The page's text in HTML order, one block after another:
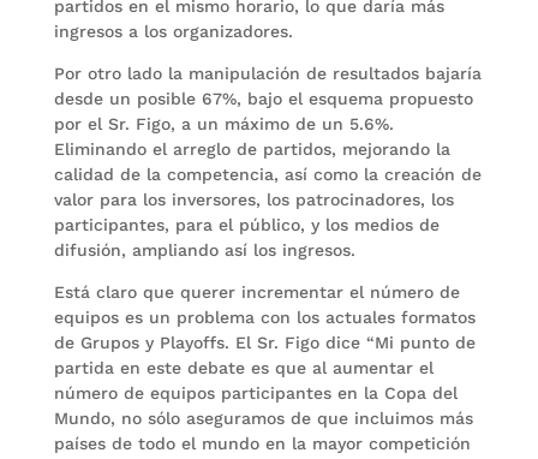
partidos en el mismo horario, lo que daría más
ingresos a los organizadores.
Por otro lado la manipulación de resultados bajaría
desde un posible 67%, bajo el esquema propuesto
por el Sr. Figo, a un máximo de un 5.6%.
Eliminando el arreglo de partidos, mejorando la
calidad de la competencia, así como la creación de
valor para los inversores, los patrocinadores, los
participantes, para el público, y los medios de
difusión, ampliando así los ingresos.
Está claro que querer incrementar el número de
equipos es un problema con los actuales formatos
de Grupos y Playoffs. El Sr. Figo dice “Mi punto de
partida en este debate es que al aumentar el
número de equipos participantes en la Copa del
Mundo, no sólo aseguramos de que incluimos más
países de todo el mundo en la mayor competición